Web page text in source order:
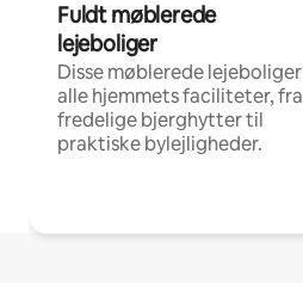
Fuldt møblerede
lejeboliger
Disse møblerede lejeboliger
alle hjemmets faciliteter, fra
fredelige bjerghytter til
praktiske bylejligheder.